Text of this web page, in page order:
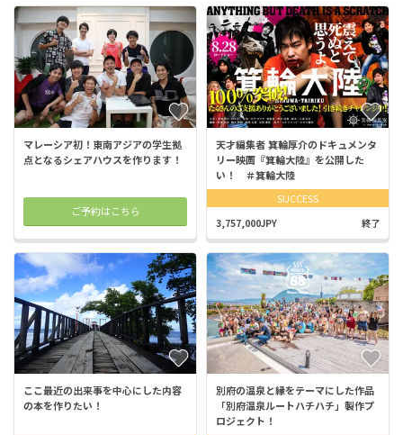
マレーシア初！東南アジアの学生拠
点となるシェアハウスを作ります！
ご予約はこちら
天才編集者 箕輪厚介のドキュメンタ
リー映画『箕輪大陸』を公開した
い！ ＃箕輪大陸
SUCCESS
3,757,000JPY 終了
ここ最近の出来事を中心にした内容
の本を作りたい！
別府の温泉と縁をテーマにした作品
「別府温泉ルートハチハチ」製作プ
ロジェクト！